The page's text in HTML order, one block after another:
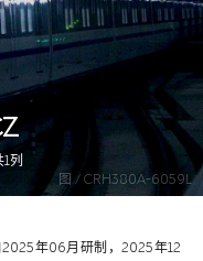
图 / CRH380A-6059L
列
2025年06月研制，2025年12